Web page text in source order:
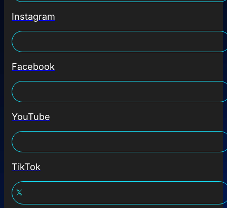
Instagram
Facebook
YouTube
TikTok